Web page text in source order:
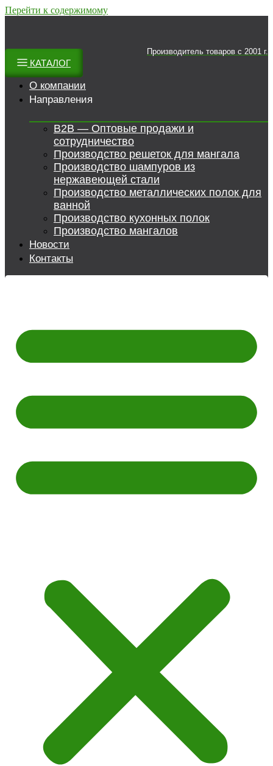
Перейти к содержимому
Производитель товаров c 2001 г.
КАТАЛОГ
О компании
Направления
B2B — Оптовые продажи и
сотрудничество
Производство решеток для мангала
Производство шампуров из
нержавеющей стали
Производство металлических полок для
ванной
Производство кухонных полок
Производство мангалов
Новости
Контакты